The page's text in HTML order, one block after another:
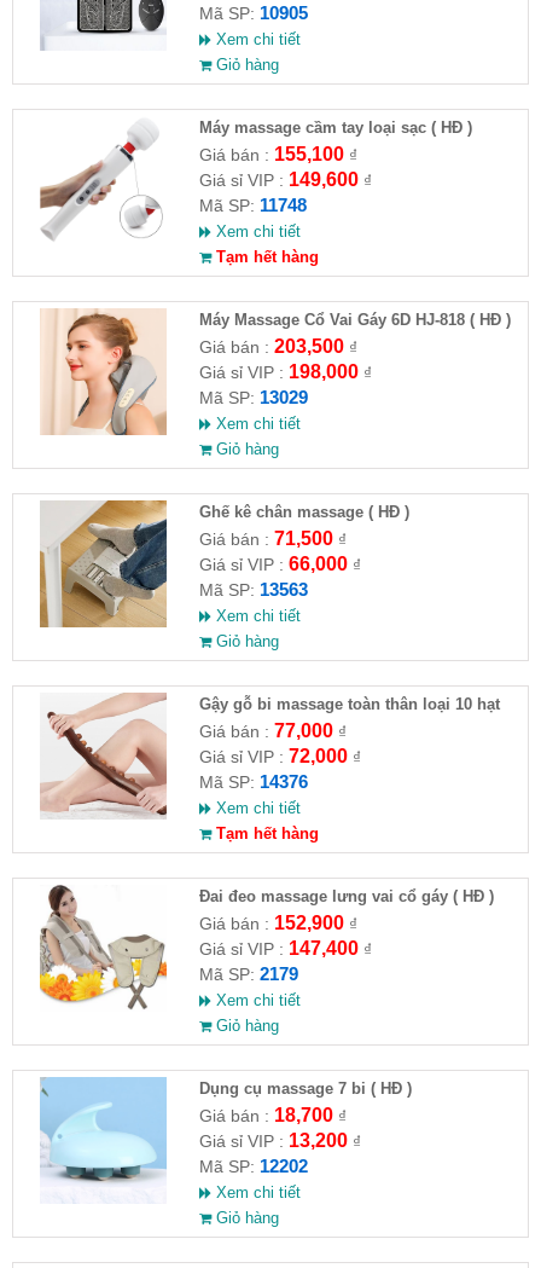
Mã SP: 10905
Xem chi tiết
Giỏ hàng
Máy massage cầm tay loại sạc ( HĐ )
Giá bán : 155,100₫
Giá sỉ VIP : 149,600₫
Mã SP: 11748
Xem chi tiết
Tạm hết hàng
Máy Massage Cổ Vai Gáy 6D HJ-818 ( HĐ )
Giá bán : 203,500₫
Giá sỉ VIP : 198,000₫
Mã SP: 13029
Xem chi tiết
Giỏ hàng
Ghế kê chân massage ( HĐ )
Giá bán : 71,500₫
Giá sỉ VIP : 66,000₫
Mã SP: 13563
Xem chi tiết
Giỏ hàng
Gậy gỗ bi massage toàn thân loại 10 hạt
Giá bán : 77,000₫
Giá sỉ VIP : 72,000₫
Mã SP: 14376
Xem chi tiết
Tạm hết hàng
Đai đeo massage lưng vai cổ gáy ( HĐ )
Giá bán : 152,900₫
Giá sỉ VIP : 147,400₫
Mã SP: 2179
Xem chi tiết
Giỏ hàng
Dụng cụ massage 7 bi ( HĐ )
Giá bán : 18,700₫
Giá sỉ VIP : 13,200₫
Mã SP: 12202
Xem chi tiết
Giỏ hàng